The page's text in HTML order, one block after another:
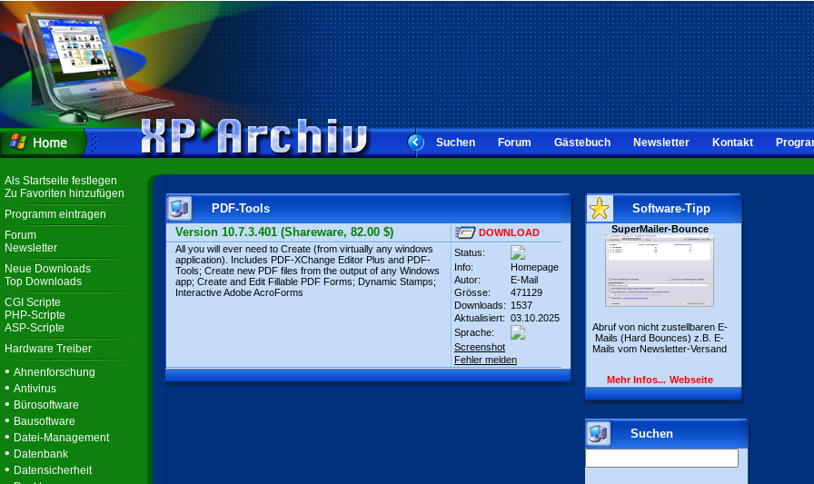
Suchen Forum Gästebuch Newsletter Kontakt
Als Startseite festlegen
Zu Favoriten hinzufügen
Programm eintragen
Forum
Newsletter
Neue Downloads
Top Downloads
CGI Scripte
PHP-Scripte
ASP-Scripte
Hardware Treiber
• Ahnenforschung
• Antivirus
• Bürosoftware
• Bausoftware
• Datei-Management
• Datenbank
• Datensicherheit
PDF-Tools
Version 10.7.3.401 (Shareware, 82.00 $)
DOWNLOAD
All you will ever need to Create (from virtually any windows
application). Includes PDF-XChange Editor Plus and PDF-
Tools; Create new PDF files from the output of any Windows
app; Create and Edit Fillable PDF Forms; Dynamic Stamps;
Interactive Adobe AcroForms
Status:
Info:
Homepage
Autor:
E-Mail
Grösse:
471129
Downloads: 1537
Aktualisiert: 03.10.2025
Sprache:
Screenshot
Fehler melden
Software-Tipp
SuperMailer-Bounce
Abruf von nicht zustellbaren E-
Mails (Hard Bounces) z.B. E-
Mails vom Newsletter-Versand
Mehr Infos... Webseite
Suchen